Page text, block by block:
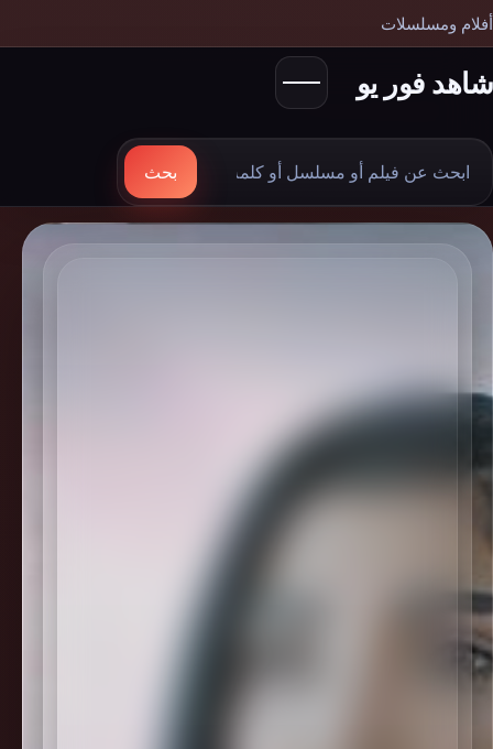
أفلام ومسلسلات
شاهد فور يو
ابحث
بحث